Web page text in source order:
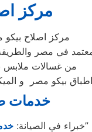
مركز
مركز اصلاح
في مصر
من غسالات ملابس
خدمات
“خبراء في الصيانة:تضمن أفضل أداء”